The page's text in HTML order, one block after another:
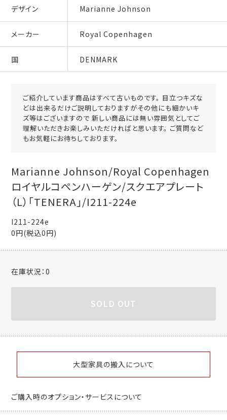
デザイン Marianne Johnson
メーカー Royal Copenhagen
国 DENMARK
ご紹介しています商品はすべて古いものです。 目立つキズな
どは出来るだけご説明しておりますがその他にも細かいキ
ズ等はございますので 新しい商品には無い雰囲気としてご
理解いただきお楽しみいただければと思います。 ご質問など
もお気軽にお待ちしております。
Marianne Johnson/Royal Copenhagen
ロイヤルコペンハーゲン/スクエアプレート
（L）「TENERA」/I211-224e
I211-224e
0円(税込0円)
在庫状況：0
SOLD OUT
大型家具の搬入について
ご購入時のオプション・サービスについて